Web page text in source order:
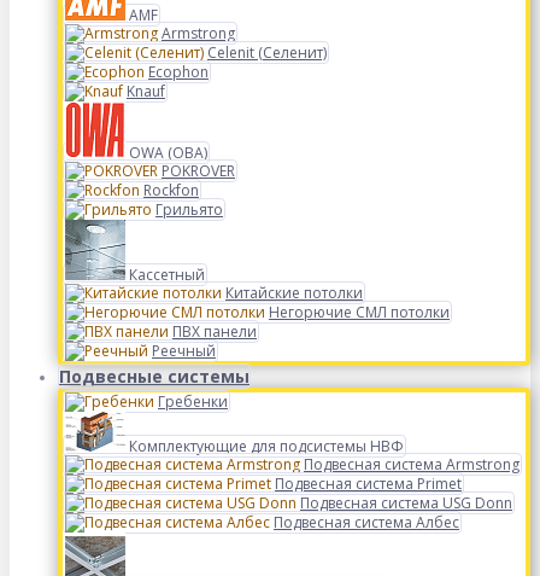
AMF
Armstrong
Celenit (Селенит)
Ecophon
Knauf
OWA (ОВА)
POKROVER
Rockfon
Грильято
Кассетный
Китайские потолки
Негорючие СМЛ потолки
ПВХ панели
Реечный
Подвесные системы
Гребенки
Комплектующие для подсистемы НВФ
Подвесная система Armstrong
Подвесная система Primet
Подвесная система USG Donn
Подвесная система Албес